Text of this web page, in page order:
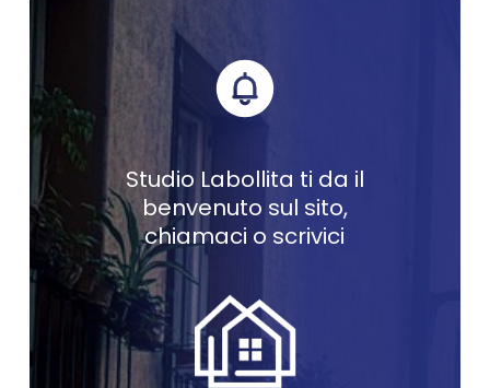
Studio Labollita ti da il
benvenuto sul sito,
chiamaci o scrivici